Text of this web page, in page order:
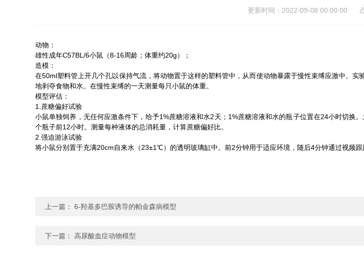
更新时间：2022-09-08 00:00:00
动物：
雄性成年C57BL/6小鼠（8-16周龄；体重约20g）；
造模：
在50ml塑料管上开几个孔以保持气流，将动物置于这样的塑料管中，从而使动物暴露于慢性束缚应激中。
地剥夺食物和水。在慢性束缚的一天测量每只小鼠的体重。
模型评估：
1.蔗糖偏好试验
小鼠单独饲养，无任何应激条件下，给予1%蔗糖溶液和水2天；1%蔗糖溶液和水的瓶子位置在24小时切换
个瓶子前12小时。测量每种液体的总消耗量，计算蔗糖偏好比。
2.强迫游泳试验
将小鼠分别置于充满20cm自来水（23±1℃）的透明玻璃缸中。前2分钟用于适应环境，随后4分钟通过视频跟
上一篇： 6-羟基多巴胺诱导的帕金森病模型
下一篇： 高尿酸血症动物模型